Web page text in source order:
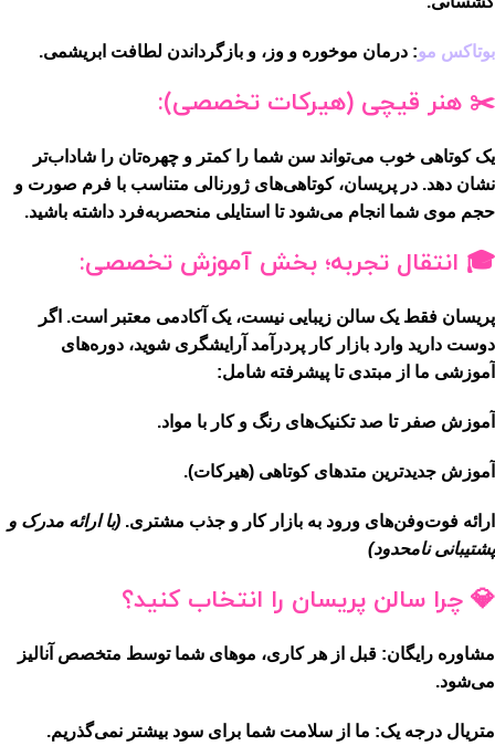
بوتاکس مو: درمان موخوره و وز، و بازگرداندن لطافت ابریشمی.
✂️ هنر قیچی (هیرکات تخصصی):
یک کوتاهی خوب می‌تواند سن شما را کمتر و چهره‌تان را شاداب‌تر
نشان دهد. در پریسان،کوتاهی‌های ژورنالی متناسب با فرم صورت و
حجم موی شما انجام می‌شود تا استایلی منحصر‌به‌فرد داشته باشید.
🎓 انتقال تجربه؛ بخش آموزش تخصصی:
پریسان فقط یک سالن زیبایی نیست، یک آکادمی معتبر
است. اگر
دوست دارید وارد بازار کار پردرآمد آرایشگری شوید، دوره‌های
آموزشی ما از مبتدی تا پیشرفته شامل:
آموزش صفر تا صد تکنیک‌های رنگ و کار با مواد.
آموزش جدیدترین متدهای کوتاهی (هیرکات).
ارائه فوت‌و‌فن‌های ورود به بازار کار و جذب مشتری. (با ارائه مدرک و
پشتیبانی نامحدود)
💎 چرا سالن پریسان را انتخاب کنید؟
مشاوره رایگان: قبل از هر کاری، موهای شما توسط متخصص آنالیز
می‌شود.
متریال درجه یک: ما از سلامت شما برای سود بیشتر نمی‌گذریم.